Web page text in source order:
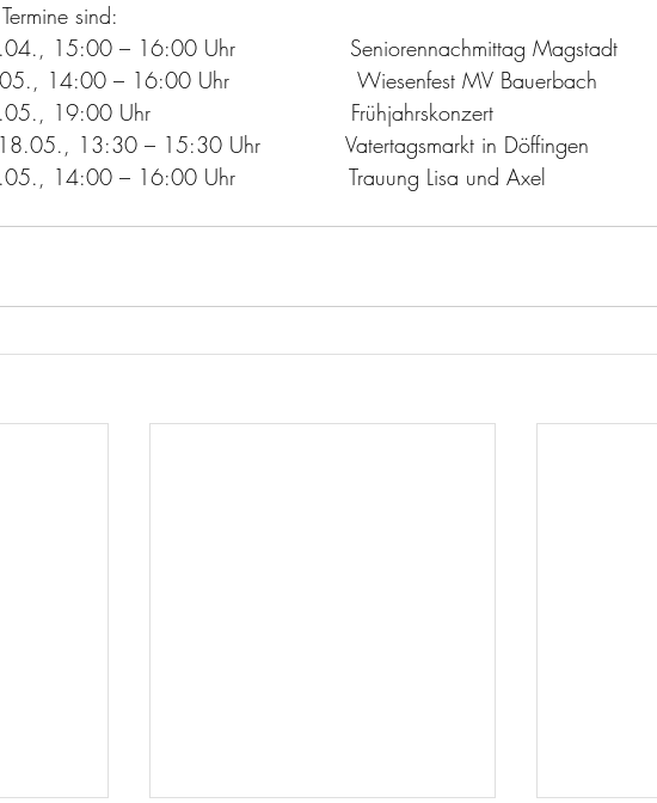
sind:
15:00 – 16:00 Uhr                Seniorennachmittag Magstadt
14:00 – 16:00 Uhr                  Wiesenfest MV Bauerbach
19:00 Uhr                            Frühjahrskonzert
13:30 – 15:30 Uhr            Vatertagsmarkt in Döffingen
14:00 – 16:00 Uhr                Trauung Lisa und Axel